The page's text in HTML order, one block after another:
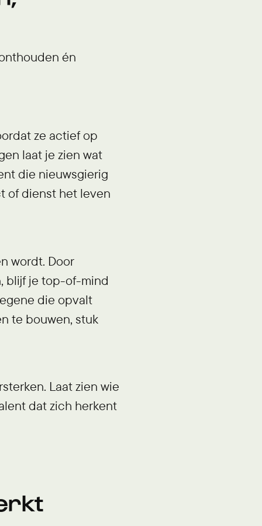
én
ze actief op
laat je zien wat
die nieuwsgierig
of dienst het leven
wordt. Door
blijf je top-of-mind
die opvalt
te bouwen, stuk
Laat zien wie
dat zich herkent